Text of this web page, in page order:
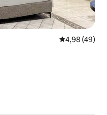
Średnia
4,98 (49)